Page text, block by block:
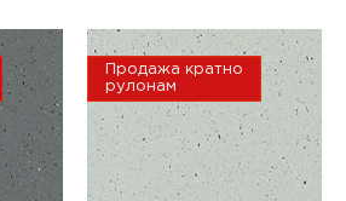
Продажа кратно
рулонам